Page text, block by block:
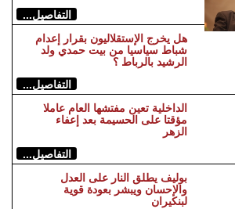
التفاصيل...
هل يخرج الإستقلاليون بقرار إعدام
شباط سياسيا من بيت حمدي ولد
الرشيد بالرباط ؟
التفاصيل...
الداخلية تعين مفتشها العام عاملا
مؤقتا على الحسيمة بعد إعفاء
الزهر
التفاصيل...
بوليف يطلق النار على العدل
والإحسان ويبشر بعودة قوية
لبنكيران